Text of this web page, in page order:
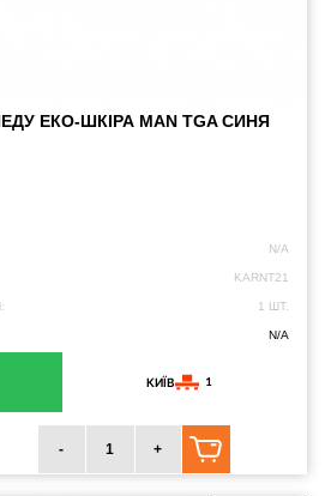
ЕКО-ШКІРА MAN TGA СИНЯ
N/A
KARNT21
1 ШТ.
N/A
КИЇВ 1
- +